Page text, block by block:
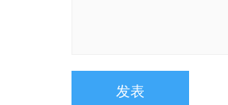
发表